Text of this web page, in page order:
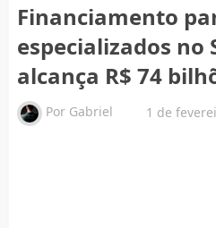
Financiamento
especializados no
alcança R$ 74
Por Gabriel 1 de